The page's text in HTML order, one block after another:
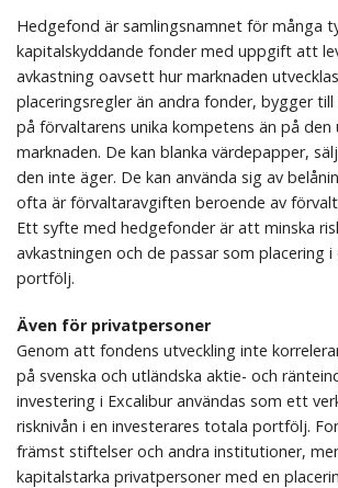
Hedgefond är samlingsnamnet för många
kapitalskyddande fonder med uppgift att
avkastning oavsett hur marknaden
placeringsregler än andra fonder, bygger
på förvaltarens unika kompetens än på den
marknaden. De kan blanka värdepapper,
den inte äger. De kan använda sig av
ofta är förvaltaravgiften beroende av
Ett syfte med hedgefonder är att minska
avkastningen och de passar som placering
portfölj.
Även för privatpersoner
Genom att fondens utveckling inte
på svenska och utländska aktie- och
investering i Excalibur användas som ett
risknivån i en investerares totala portfölj.
främst stiftelser och andra institutioner,
kapitalstarka privatpersoner med en